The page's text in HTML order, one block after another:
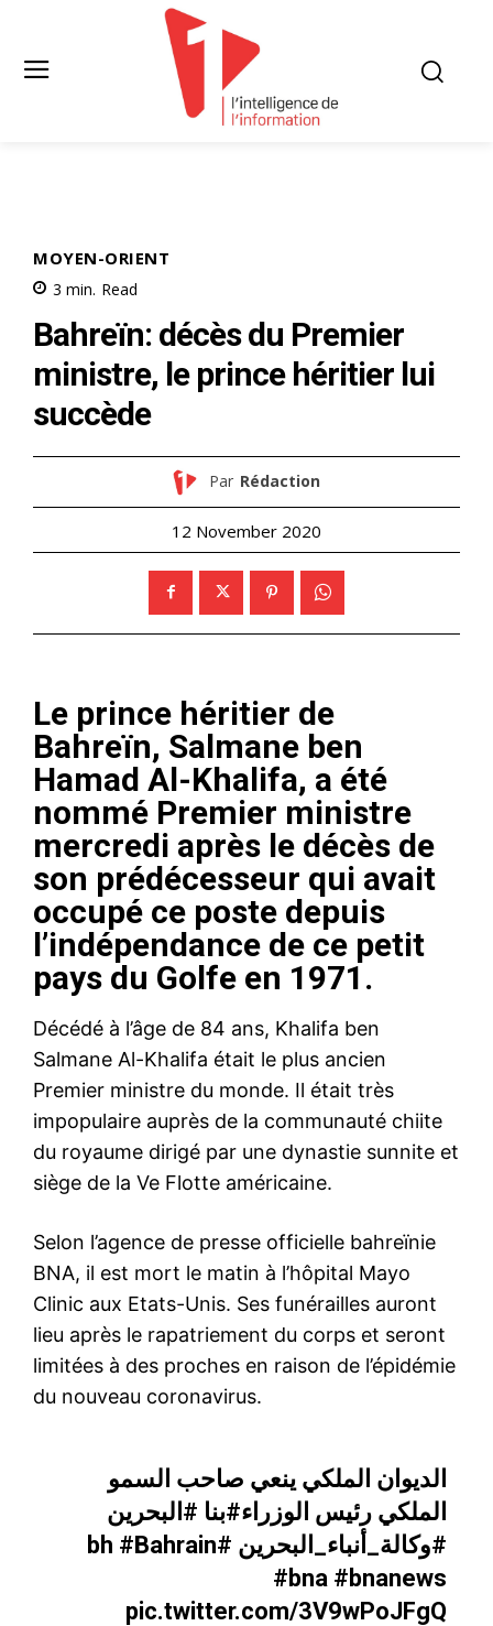
MOYEN-ORIENT
3 min. Read
Bahreïn: décès du Premier
ministre, le prince héritier lui
succède
Par Rédaction
12 November 2020
Le prince héritier de
Bahreïn, Salmane ben
Hamad Al-Khalifa, a été
nommé Premier ministre
mercredi après le décès de
son prédécesseur qui avait
occupé ce poste depuis
l’indépendance de ce petit
pays du Golfe en 1971.
Décédé à l’âge de 84 ans, Khalifa ben
Salmane Al-Khalifa était le plus ancien
Premier ministre du monde. Il était très
impopulaire auprès de la communauté chiite
du royaume dirigé par une dynastie sunnite et
siège de la Ve Flotte américaine.
Selon l’agence de presse officielle bahreïnie
BNA, il est mort le matin à l’hôpital Mayo
Clinic aux Etats-Unis. Ses funérailles auront
lieu après le rapatriement du corps et seront
limitées à des proches en raison de l’épidémie
du nouveau coronavirus.
الديوان الملكي ينعي صاحب السمو
الملكي رئيس الوزراء#بنا #البحرين
#وكالة_أنباء_البحرين #bh
#Bahrain
#bna #bnanews
pic.twitter.com/3V9wPoJFgQ